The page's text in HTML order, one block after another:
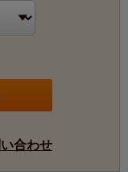
釜炒り茶の最大産
五ヶ瀬町です。
、日本有数の標高
ない自然なままの
合わせ